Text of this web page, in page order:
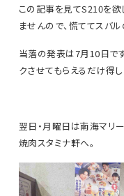
この記事を見てS210を欲
ませんので、慌ててスバ
当落の発表は7月10日です
クさせてもらえるだけ得
翌日・月曜日は南海マリ
焼肉スタミナ軒へ。